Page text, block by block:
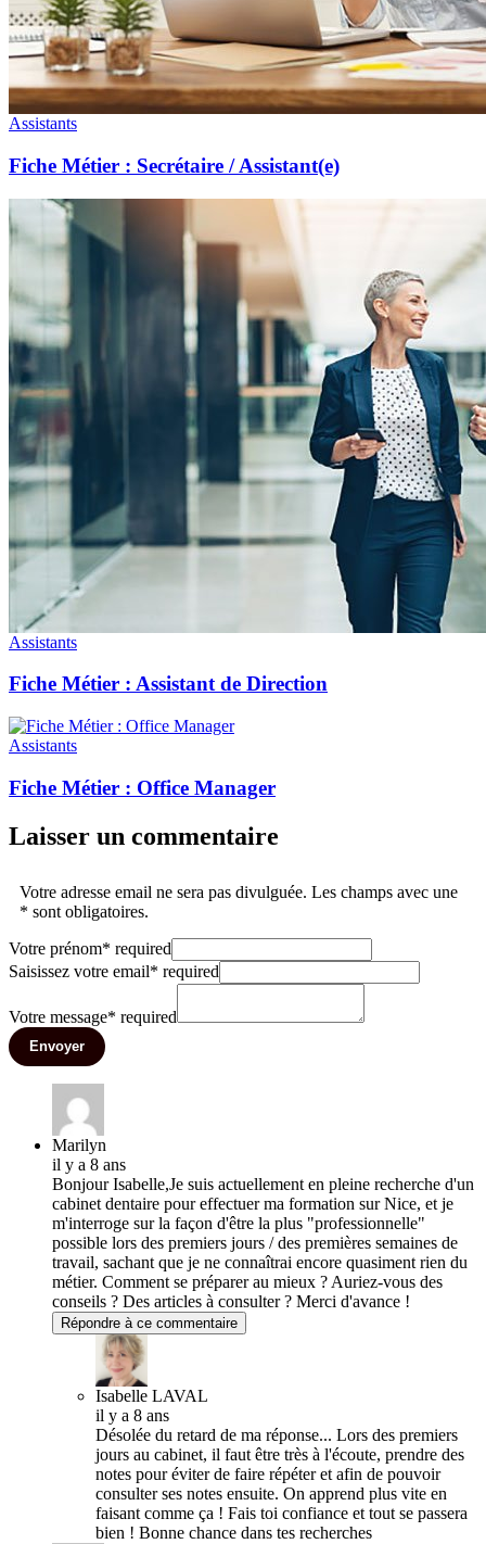
Assistants
Fiche Métier : Secrétaire / Assistant(e)
Assistants
Fiche Métier : Assistant de Direction
Assistants
Fiche Métier : Office Manager
Laisser un commentaire
Votre adresse email ne sera pas divulguée. Les champs avec une
* sont obligatoires.
Votre prénom* required
Saisissez votre email* required
Votre message* required
Envoyer
Marilyn
il y a 8 ans
Bonjour Isabelle,Je suis actuellement en pleine recherche d'un
cabinet dentaire pour effectuer ma formation sur Nice, et je
m'interroge sur la façon d'être la plus "professionnelle"
possible lors des premiers jours / des premières semaines de
travail, sachant que je ne connaîtrai encore quasiment rien du
métier. Comment se préparer au mieux ? Auriez-vous des
conseils ? Des articles à consulter ? Merci d'avance !
Répondre à ce commentaire
Isabelle LAVAL
il y a 8 ans
Désolée du retard de ma réponse... Lors des premiers
jours au cabinet, il faut être très à l'écoute, prendre des
notes pour éviter de faire répéter et afin de pouvoir
consulter ses notes ensuite. On apprend plus vite en
faisant comme ça ! Fais toi confiance et tout se passera
bien ! Bonne chance dans tes recherches